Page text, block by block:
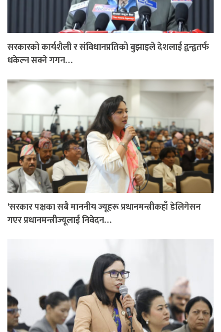
सरकारको कार्यशैली र संविधानप्रतिको बुझाइले देशलाई द्वन्द्वतर्फ
धकेल्न सक्ने गगन…
‘सरकार पक्षका सबै माननीय ज्यूहरू प्रधानमन्त्रीकहाँ डेलिगेसन
गएर प्रधानमन्त्रीज्यूलाई निवेदन…